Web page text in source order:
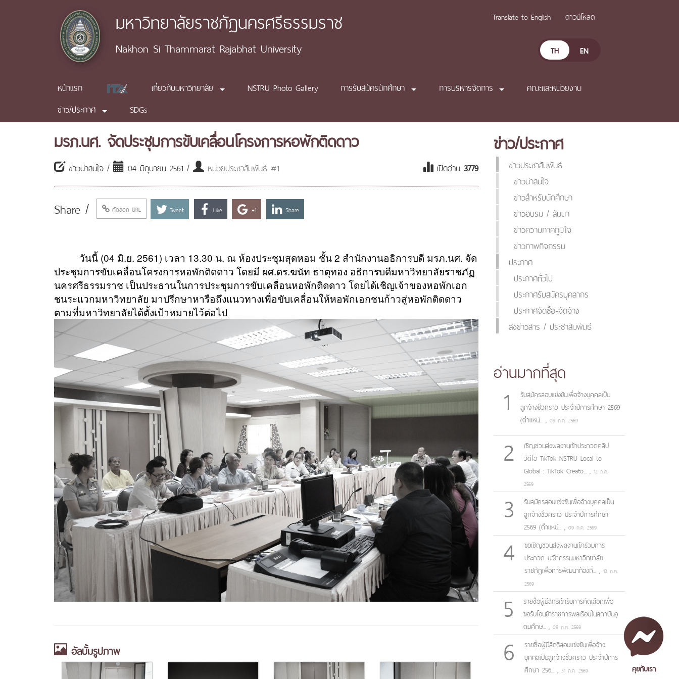
มหาวิทยาลัยราชภัฏนครศรีธรรมราช
Nakhon Si Thammarat Rajabhat University
Translate to English ดาวน์โหลด
TH EN
หน้าแรก เกี่ยวกับมหาวิทยาลัย NSTRU Photo Gallery การรับสมัครนักศึกษา การบริหารจัดการ
คณะและหน่วยงาน
ข่าว/ประกาศ
SDGs
มรภ.นศ. จัดประชุมการขับเคลื่อนโครงการหอพักติดดาว
ข่าวน่าสนใจ / 04 มิถุนายน 2561 / หน่วยประชาสัมพันธ์ #1 เปิดอ่าน 3779
Share / คัดลอก URL Tweet Like +1 Share
วันนี้ (04 มิ.ย. 2561) เวลา 13.30 น. ณ ห้องประชุมสุดหอม ชั้น 2 สำนักงานอธิการบดี มรภ.นศ. จัด
ประชุมการขับเคลื่อนโครงการหอพักติดดาว โดยมี ผศ.ดร.ฆนัท ธาตุทอง อธิการบดีมหาวิทยาลัยราชภัฏ
นครศรีธรรมราช เป็นประธานในการประชุมการขับเคลื่อนหอพักติดดาว โดยได้เชิญเจ้าของหอพักเอก
ชนระแวกมหาวิทยาลัย มาปรึกษาหารือถึงแนวทางเพื่อขับเคลื่อนให้หอพักเอกชนก้าวสู่หอพักติดดาว
ตามที่มหาวิทยาลัยได้ตั้งเป้าหมายไว้ต่อไป
อัลบั้มรูปภาพ
ข่าว/ประกาศ
ข่าวประชาสัมพันธ์
ข่าวน่าสนใจ
ข่าวสำหรับนักศึกษา
ข่าวอบรม / สัมนา
ข่าวความภาคภูมิใจ
ข่าวภาพกิจกรรม
ประกาศ
ประกาศทั่วไป
ประกาศรับสมัครบุคลากร
ประกาศจัดซื้อ-จัดจ้าง
ส่งข่าวสาร / ประชาสัมพันธ์
อ่านมากที่สุด
1
รับสมัครสอบแข่งขันเพื่อจ้างบุคคลเป็น
ลูกจ้างชั่วคราว ประจำปีการศึกษา 2569
(ตำแหน่... , 09 ก.ค. 2569
2
เชิญชวนส่งผลงานเข้าประกวดคลิป
วิดีโอ TikTok NSTRU Local to
Global : TikTok Creato... , 12 ก.ค.
2569
3
รับสมัครสอบแข่งขันเพื่อจ้างบุคคลเป็น
ลูกจ้างชั่วคราว ประจำปีการศึกษา
2569 (ตำแหน่... , 09 ก.ค. 2569
4
ขอเชิญชวนส่งผลงานเข้าร่วมการ
ประกวด นวัตกรรมมหาวิทยาลัย
ราชภัฏเพื่อการพัฒนาท้องถิ่... , 13 ก.ค.
2569
5
รายชื่อผู้มีสิทธิเข้ารับการคัดเลือกเพื่อ
ขอรับโอนข้าราชการพลเรือนในสถาบันอุ
ดมศึกษ... , 09 ก.ค. 2569
6
รายชื่อผู้มีสิทธิสอบแข่งขันเพื่อจ้าง
บุคคลเป็นลูกจ้างชั่วคราว ประจำปีการ
ศึกษา 256... , 31 ก.ค. 2569 คุยกับเรา